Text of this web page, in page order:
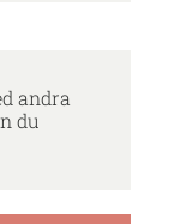
andra
du